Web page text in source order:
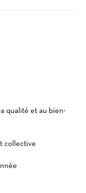
qualité et au bien-
collective